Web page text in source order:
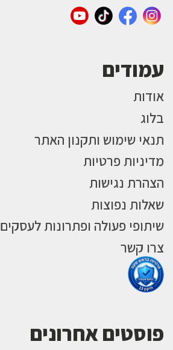
עמודים
אודות
בלוג
תנאי שימוש ותקנון האתר
מדיניות פרטיות
הצהרת נגישות
שאלות נפוצות
שיתופי פעולה ופתרונות לעסקים
צרו קשר
פוסטים אחרונים